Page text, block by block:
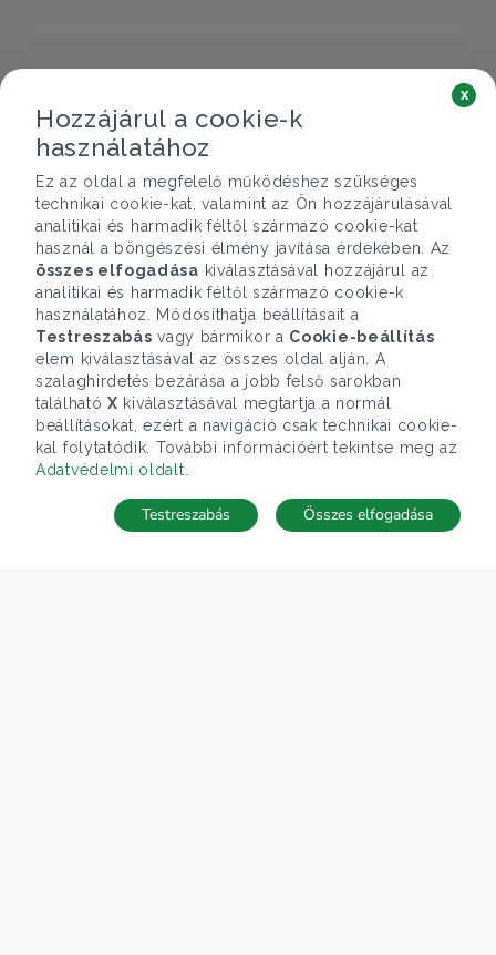
Telefonhívás Kapcsolat
Hozzájárul a cookie-k
használatához
Ez az oldal a megfelelő működéshez szükséges
technikai cookie-kat, valamint az Ön hozzájárulásával
analitikai és harmadik féltől származó cookie-kat
használ a böngészési élmény javítása érdekében. Az
összes elfogadása kiválasztásával hozzájárul az
analitikai és harmadik féltől származó cookie-k
használatához. Módosíthatja beállításait a
Testreszabás vagy bármikor a Cookie-beállítás
elem kiválasztásával az összes oldal alján. A
szalaghirdetés bezárása a jobb felső sarokban
található X kiválasztásával megtartja a normál
beállításokat, ezért a navigáció csak technikai cookie-
kal folytatódik. További információért tekintse meg az
Adatvédelmi oldalt
x
Összes elfogadása
Testreszabás